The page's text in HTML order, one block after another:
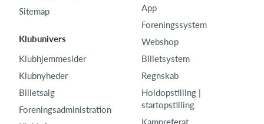
Sitemap
Klubunivers
Klubhjemmesider
Klubnyheder
Billetsalg
Foreningsadministration
App
Foreningssystem
Webshop
Billetsystem
Regnskab
Holdopstilling |
startopstilling
Kampreferat